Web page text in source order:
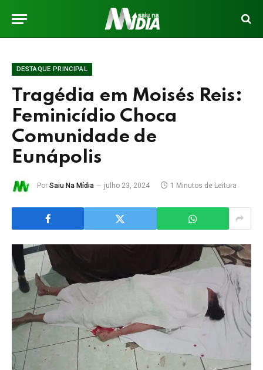
DESTAQUE PRINCIPAL
Tragédia em Moisés Reis:
Feminicídio Choca
Comunidade de
Eunápolis
Por Saiu Na Mídia julho 23, 2024 1 Minutos de Leitura